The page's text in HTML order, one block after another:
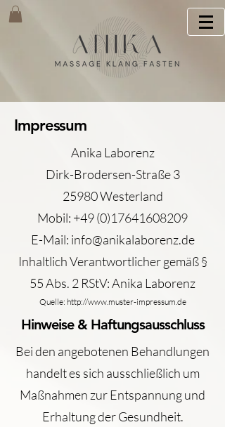
Impressum
Anika Laborenz
Dirk-Brodersen-Straße 3
25980 Westerland
Mobil: +49 (0)17641608209
E-Mail: info@anikalaborenz.de
Inhaltlich Verantwortlicher gemäß §
55 Abs. 2 RStV: Anika Laborenz
Quelle: http://www.muster-impressum.de
Hinweise & Haftungsausschluss
Bei den angebotenen Behandlungen
handelt es sich ausschließlich um
Maßnahmen zur Entspannung und
Erhaltung der Gesundheit.